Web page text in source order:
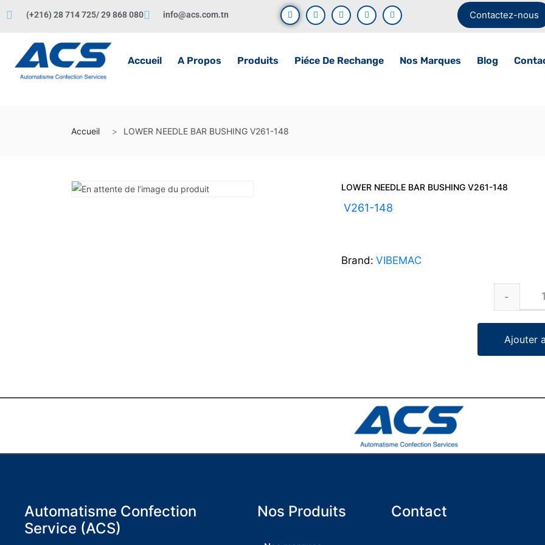
(+216) 28 714 725/ 29 868 080 info@acs.com.tn Contactez-nous
Accueil A Propos Produits Piéce De Rechange Nos Marques Blog
Accueil LOWER NEEDLE BAR BUSHING V261-148
LOWER NEEDLE BAR BUSHING V261-148
V261-148
Brand: VIBEMAC
Ajouter
Automatisme Confection
Service (ACS)
Nos Produits Contact